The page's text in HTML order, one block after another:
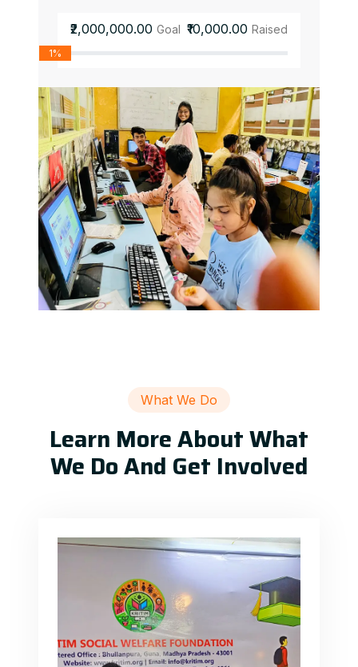
₹2,000,000.00 Goal ₹10,000.00 Raised
1%
What We Do
Learn More About What
We Do And Get Involved